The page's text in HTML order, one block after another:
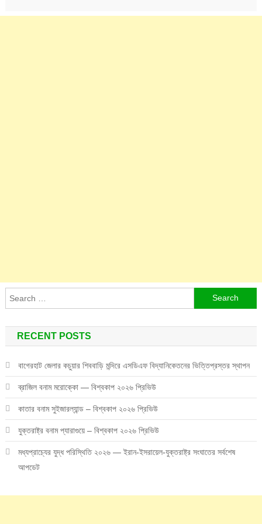
Search
for:
RECENT POSTS
বাগেরহাট জেলার কচুয়ার শিববাড়ি মন্দিরে এসডিএফ বিদ্যানিকেতনের ভিত্তিপ্রস্তর স্থাপন
ব্রাজিল বনাম মরোক্কো — বিশ্বকাপ ২০২৬ প্রিভিউ
কাতার বনাম সুইজারল্যান্ড – বিশ্বকাপ ২০২৬ প্রিভিউ
যুক্তরাষ্ট্র বনাম প্যারাগুয়ে – বিশ্বকাপ ২০২৬ প্রিভিউ
মধ্যপ্রাচ্যের যুদ্ধ পরিস্থিতি ২০২৬ — ইরান-ইসরায়েল-যুক্তরাষ্ট্র সংঘাতের সর্বশেষ
আপডেট